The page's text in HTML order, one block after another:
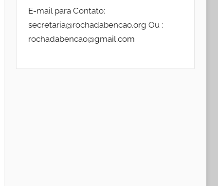
E-mail para Contato:
secretaria@rochadabencao.org Ou :
rochadabencao@gmail.com